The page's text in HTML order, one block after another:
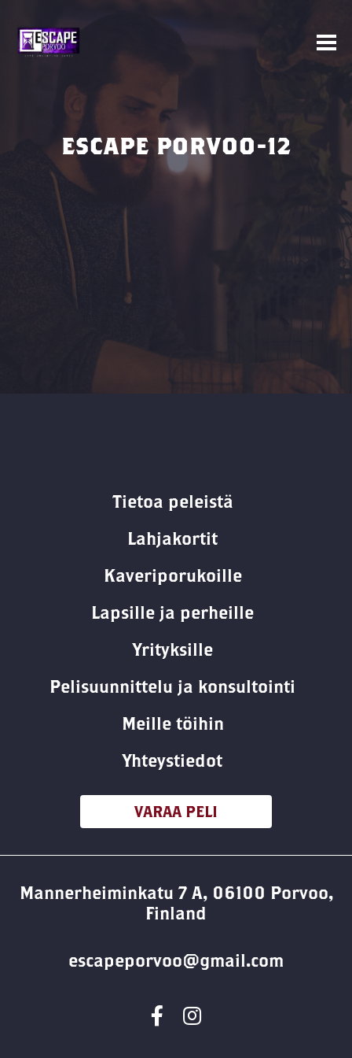
ESCAPE PORVOO-12
Tietoa peleistä
Lahjakortit
Kaveriporukoille
Lapsille ja perheille
Yrityksille
Pelisuunnittelu ja konsultointi
Meille töihin
Yhteystiedot
VARAA PELI
Mannerheiminkatu 7 A, 06100 Porvoo,
Finland
escapeporvoo@gmail.com